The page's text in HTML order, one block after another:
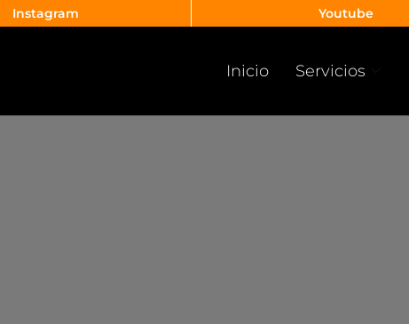
Instagram Youtube
Inicio Servicios